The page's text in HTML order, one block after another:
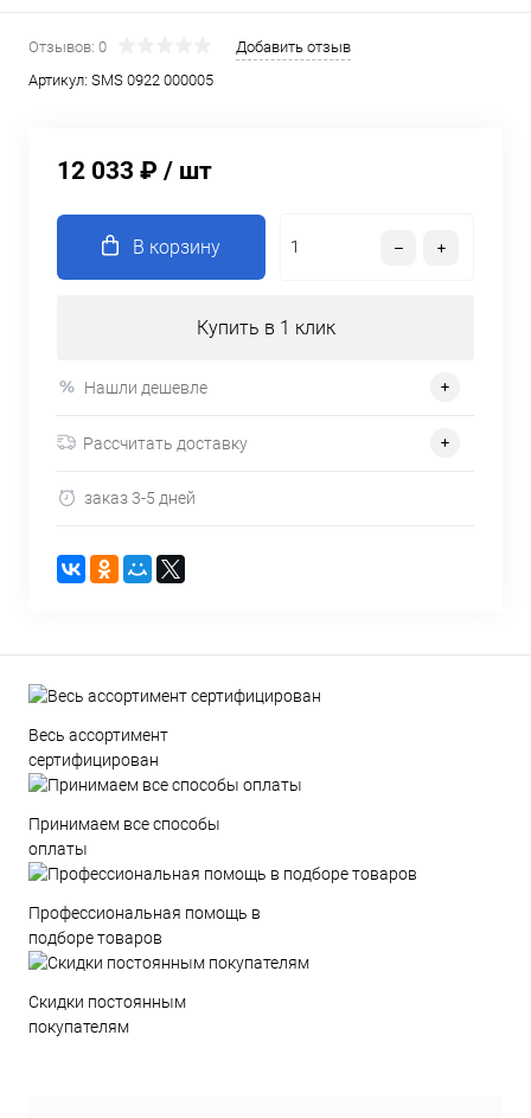
Отзывов: 0
Добавить отзыв
Артикул: SMS 0922 000005
12 033 ₽ / шт
В корзину
Купить в 1 клик
Нашли дешевле
Рассчитать доставку
заказ 3-5 дней
Весь ассортимент
сертифицирован
Принимаем все способы
оплаты
Профессиональная помощь в
подборе товаров
Скидки постоянным
покупателям